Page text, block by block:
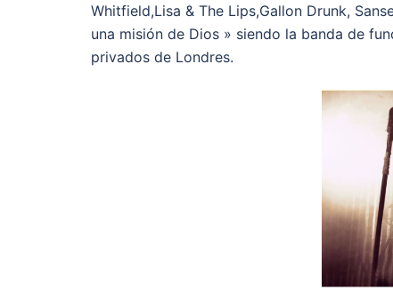
Whitfield,Lisa & The Lips,Gallon Drunk,
una misión de Dios » siendo la banda de
privados de Londres.